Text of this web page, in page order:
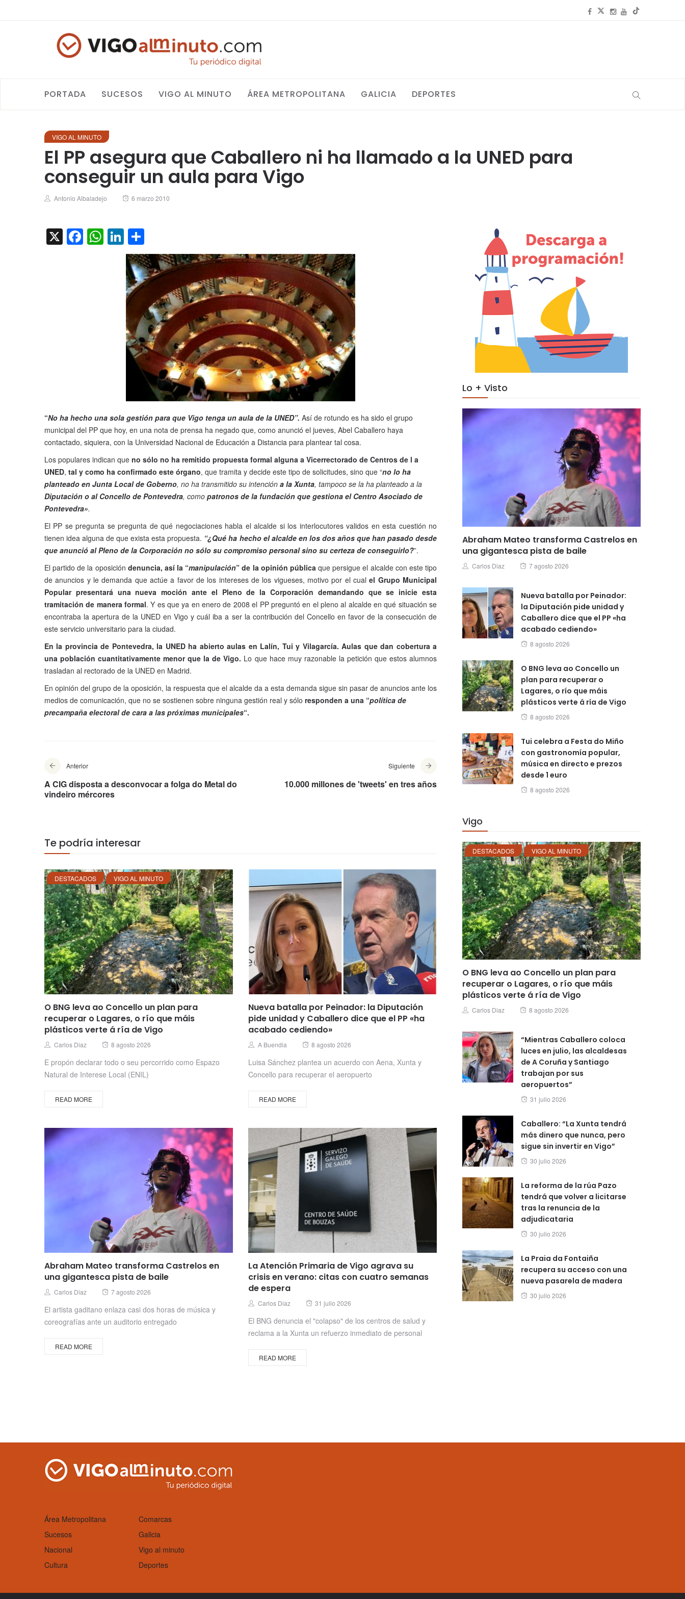
PORTADA SUCESOS VIGO AL MINUTO ÁREA METROPOLITANA GALICIA DEPORTES
VIGO AL MINUTO
El PP asegura que Caballero ni ha llamado a la UNED para
conseguir un aula para Vigo
Author
Antonio Albaladejo
Posted
6 marzo 2010
X Facebook
WhatsApp
LinkedIn
“No ha hecho una sola gestión para que Vigo tenga un aula de la UNED”. Así de rotundo es ha sido el grupo
municipal del PP que hoy, en una nota de prensa ha negado que, como anunció el jueves, Abel Caballero haya
contactado, siquiera, con la Universidad Nacional de Educación a Distancia para plantear tal cosa.
Los populares indican que no sólo no ha remitido propuesta formal alguna a Vicerrectorado de Centros de l a
UNED, tal y como ha confirmado este órgano, que tramita y decide este tipo de solicitudes, sino que “no lo ha
planteado en Junta Local de Goberno, no ha transmitido su intención a la Xunta, tampoco se la ha planteado a la
Diputación o al Concello de Pontevedra, como patronos de la fundación que gestiona el Centro Asociado de
Pontevedra».
El PP se pregunta se pregunta de qué negociaciones habla el alcalde si los interlocutores validos en esta cuestión no
tienen idea alguna de que exista esta propuesta. “¿Qué ha hecho el alcalde en los dos años que han pasado desde
que anunció al Pleno de la Corporación no sólo su compromiso personal sino su certeza de conseguirlo?”.
El partido de la oposición denuncia, así la “manipulación” de la opinión públicaque persigue el alcalde con este tipo
de anuncios y le demanda que actúe a favor de los intereses de los vigueses, motivo por el cualel Grupo Municipal
Popular presentará una nueva moción ante el Pleno de la Corporación demandando que se inicie esta
tramitación de manera formal. Y es que ya en enero de 2008 el PP preguntó en el pleno al alcalde en qué situación se
encontraba la apertura de la UNED en Vigo y cuál iba a ser la contribución del Concello en favor de la consecución de
este servicio universitario para la ciudad.
En la provincia de Pontevedra, la UNED ha abierto aulas en Lalín, Tui y Vilagarcía. Aulas que dan cobertura a
una población cuantitativamente menor que la de Vigo. Lo que hace muy razonable la petición que estos alumnos
trasladan al rectorado de la UNED en Madrid.
En opinión del grupo de la oposición, la respuesta que el alcalde da a esta demanda sigue sin pasar de anuncios ante los
medios de comunicación, que no se sostienen sobre ninguna gestión real y sólo responden a una “política de
precampaña electoral de cara a las próximas municipales“.
Anterior
A CIG disposta a desconvocar a folga do Metal do
vindeiro mércores
Siguiente
10.000 millones de 'tweets' en tres años
Te podría interesar
DESTACADOS VIGO AL MINUTO
O BNG leva ao Concello un plan para
recuperar o Lagares, o río que máis
plásticos verte á ría de Vigo
Author
Carlos Diaz
Posted
8 agosto 2026
E propón declarar todo o seu percorrido como Espazo
Natural de Interese Local (ENIL)
READ MORE
Nueva batalla por Peinador: la Diputación
pide unidad y Caballero dice que el PP «ha
acabado cediendo»
Author
A Buendia
Posted
8 agosto 2026
Luisa Sánchez plantea un acuerdo con Aena, Xunta y
Concello para recuperar el aeropuerto
READ MORE
Abraham Mateo transforma Castrelos en
una gigantesca pista de baile
Author
Carlos Diaz
Posted
7 agosto 2026
El artista gaditano enlaza casi dos horas de música y
coreografías ante un auditorio entregado
READ MORE
La Atención Primaria de Vigo agrava su
crisis en verano: citas con cuatro semanas
de espera
Author
Carlos Diaz
Posted
31 julio 2026
El BNG denuncia el "colapso" de los centros de salud y
reclama a la Xunta un refuerzo inmediato de personal
READ MORE
Lo + Visto
Abraham Mateo transforma Castrelos en
una gigantesca pista de baile
Author
Carlos Diaz
Posted
7 agosto 2026
Nueva batalla por Peinador:
la Diputación pide unidad y
Caballero dice que el PP «ha
acabado cediendo»
Posted
8 agosto 2026
O BNG leva ao Concello un
plan para recuperar o
Lagares, o río que máis
plásticos verte á ría de Vigo
Posted
8 agosto 2026
Tui celebra a Festa do Miño
con gastronomía popular,
música en directo e prezos
desde 1 euro
Posted
8 agosto 2026
Vigo
DESTACADOS VIGO AL MINUTO
O BNG leva ao Concello un plan para
recuperar o Lagares, o río que máis
plásticos verte á ría de Vigo
Author
Carlos Diaz
Posted
8 agosto 2026
“Mientras Caballero coloca
luces en julio, las alcaldesas
de A Coruña y Santiago
trabajan por sus
aeropuertos”
Posted
31 julio 2026
Caballero: “La Xunta tendrá
más dinero que nunca, pero
sigue sin invertir en Vigo”
Posted
30 julio 2026
La reforma de la rúa Pazo
tendrá que volver a licitarse
tras la renuncia de la
adjudicataria
Posted
30 julio 2026
La Praia da Fontaiña
recupera su acceso con una
nueva pasarela de madera
Posted
30 julio 2026
Área Metropolitana
Comarcas
Sucesos
Galicia
Nacional
Vigo al minuto
Cultura
Deportes